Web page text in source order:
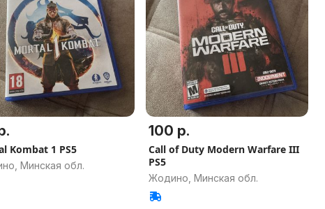
Kombat 1 PS5
Минская обл.
100 р.
Call of Duty Modern Warfare III
PS5
Жодино, Минская обл.